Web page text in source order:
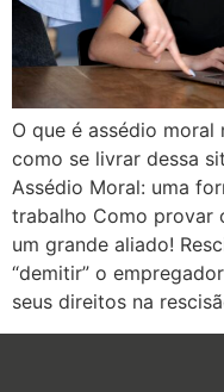
O que é assédio
como se livrar dessa
Assédio Moral: uma
trabalho Como provar
um grande aliado!
“demitir” o
seus direitos na